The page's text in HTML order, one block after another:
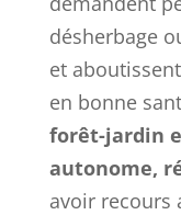
désherbage
et
en bonne
forêt-jardin
autonome,
avoir recours